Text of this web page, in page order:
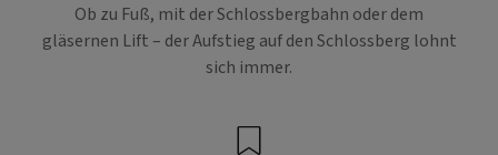
Ob zu Fuß, mit der Schlossbergbahn oder dem
gläsernen Lift – der Aufstieg auf den Schlossberg lohnt
sich immer.